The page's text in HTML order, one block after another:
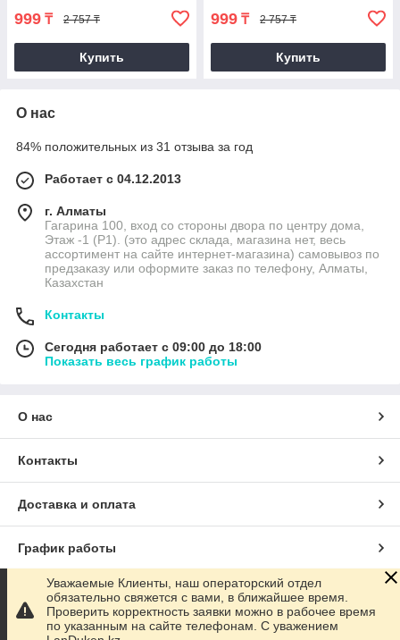
999 ₸ 2 757 ₸
Купить
999 ₸ 2 757 ₸
Купить
О нас
84% положительных из 31 отзыва за год
Работает с 04.12.2013
г. Алматы
Гагарина 100, вход со стороны двора по центру дома,
Этаж -1 (P1). (это адрес склада, магазина нет, весь
ассортимент на сайте интернет-магазина) самовывоз по
предзаказу или оформите заказ по телефону, Алматы,
Казахстан
Контакты
Сегодня работает с 09:00 до 18:00
Показать весь график работы
О нас
Контакты
Доставка и оплата
График работы
Полная версия сайта
Сайт создан на маркетплейсе Satu.kz
Уважаемые Клиенты, наш операторский отдел
обязательно свяжется с вами, в ближайшее время.
Проверить корректность заявки можно в рабочее время
по указанным на сайте телефонам. С уважением